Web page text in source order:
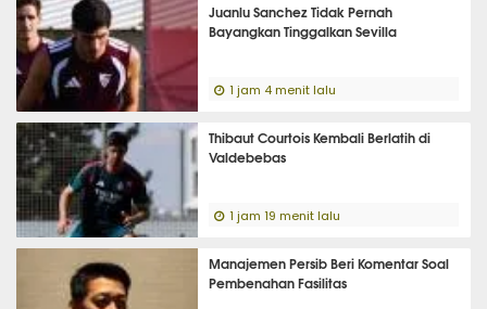
Juanlu Sanchez Tidak Pernah
Bayangkan Tinggalkan Sevilla
1 jam 4 menit lalu
Thibaut Courtois Kembali Berlatih di
Valdebebas
1 jam 19 menit lalu
Manajemen Persib Beri Komentar Soal
Pembenahan Fasilitas